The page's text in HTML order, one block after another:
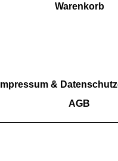
Warenkorb
Impressum &
AGB